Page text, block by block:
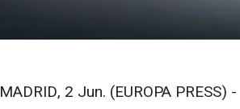
MADRID, 2 Jun. (EUROPA PRESS) -